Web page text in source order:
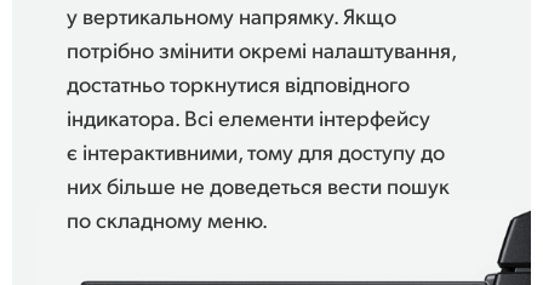
у вертикальному напрямку. Якщо
потрібно змінити окремі налаштування,
достатньо торкнутися відповідного
індикатора. Всі елементи інтерфейсу
є інтерактивними, тому для доступу до
них більше не доведеться вести пошук
по складному меню.